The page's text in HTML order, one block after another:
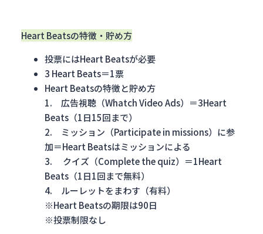
Heart Beatsの特徴・貯め方
投票にはHeart Beatsが必要
3 Heart Beats＝1票
Heart Beatsの特徴と貯め方
1. 広告視聴（Whatch Video Ads）＝3Heart
Beats（1日15回まで）
2. ミッション（Participate in missions）に参
加＝Heart Beatsはミッションによる
3. クイズ（Complete the quiz）＝1Heart
Beats（1日1回まで無料）
4. ルーレットをまわす（有料）
※Heart Beatsの期限は90日
※投票制限なし